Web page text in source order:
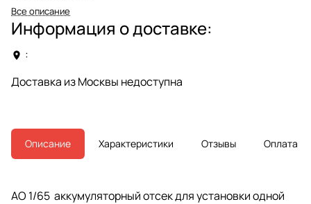
Все описание
Информация о доставке:
:
Доставка из Москвы недоступна
Описание Характеристики Отзывы Оплата
АО 1/65 аккумуляторный отсек для установки одной